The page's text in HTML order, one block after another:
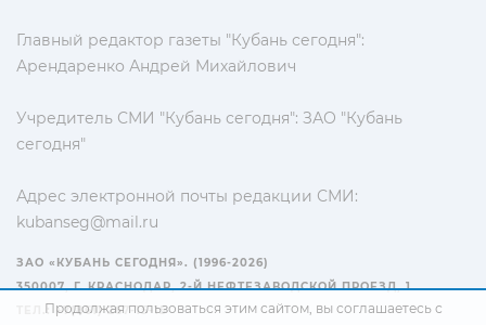
Главный редактор газеты "Кубань сегодня":
Арендаренко Андрей Михайлович
Учредитель СМИ "Кубань сегодня": ЗАО "Кубань
сегодня"
Адрес электронной почты редакции СМИ:
kubanseg@mail.ru
ЗАО «КУБАНЬ СЕГОДНЯ». (1996-2026)
350007, Г. КРАСНОДАР, 2-Й НЕФТЕЗАВОДСКОЙ ПРОЕЗД, 1
ТЕЛ.: +7(861) 267-15-15
Продолжая пользоваться этим сайтом, вы соглашаетесь с